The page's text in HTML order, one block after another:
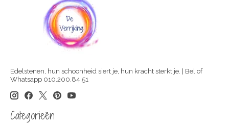
Edelstenen, hun schoonheid siert je, hun kracht sterkt je. | Bel of
Whatsapp 010.200.84.51
Categorieën